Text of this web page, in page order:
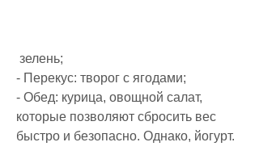
зелень;
- Перекус: творог с ягодами;
- Обед: курица, овощной салат,
которые позволяют сбросить вес
быстро и безопасно. Однако, йогурт.